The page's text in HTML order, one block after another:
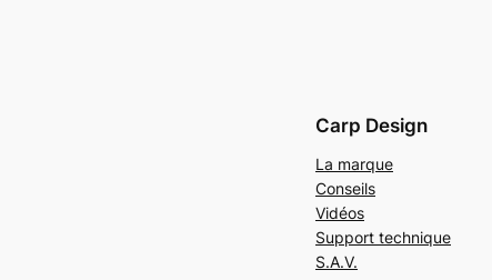
Carp Design
La marque
Conseils
Vidéos
Support technique
S.A.V.